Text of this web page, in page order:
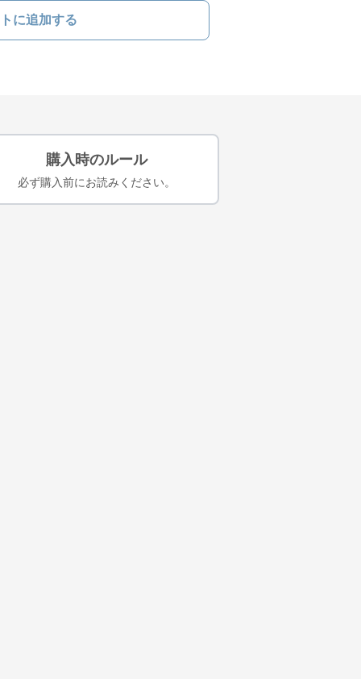
に追加する
購入時のルール
必ず購入前にお読みください。